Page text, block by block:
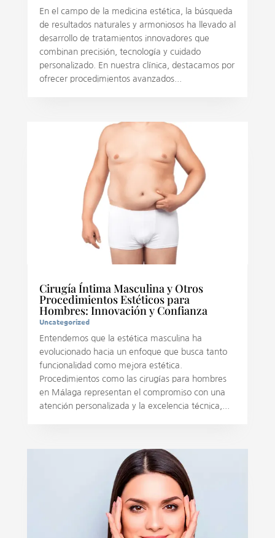
En el campo de la medicina estética, la búsqueda
de resultados naturales y armoniosos ha llevado al
desarrollo de tratamientos innovadores que
combinan precisión, tecnología y cuidado
personalizado. En nuestra clínica, destacamos por
ofrecer procedimientos avanzados...
Cirugía Íntima Masculina y Otros
Procedimientos Estéticos para
Hombres: Innovación y Confianza
Uncategorized
Entendemos que la estética masculina ha
evolucionado hacia un enfoque que busca tanto
funcionalidad como mejora estética.
Procedimientos como las cirugías para hombres
en Málaga representan el compromiso con una
atención personalizada y la excelencia técnica,...